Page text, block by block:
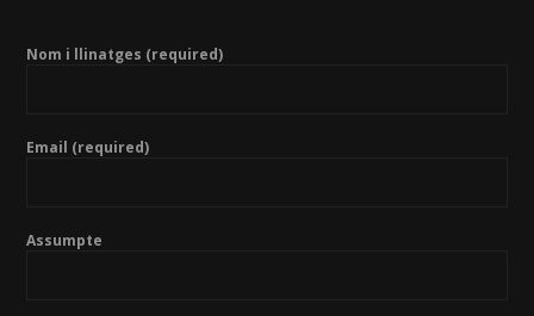
Nom i llinatges (required)
Email (required)
Assumpte